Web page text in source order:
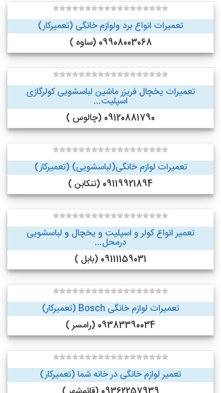
تعمیرات انواع برد ولوازم خانگی (تعمیرکار)
09908003068 (ساوه )
تعمیرات یخچال فریزر ماشین لباسشویی کولرگازی
اسپلیت...
09120881790 (چالوس )
تعمیرات لوازم خانگی(لباسشویی) (تعمیرکار)
09119921894 (تنکابن )
تعمیر انواع کولر و اسپلیت و یخچال و لباسشویی
درمحل...
09111159031 (بابل )
تعمیرات لوازم خانگی Bosch (تعمیرکار)
09383390034 (رامسر )
تعمیر لوازم خانگی در خانه شما (تعمیرکار)